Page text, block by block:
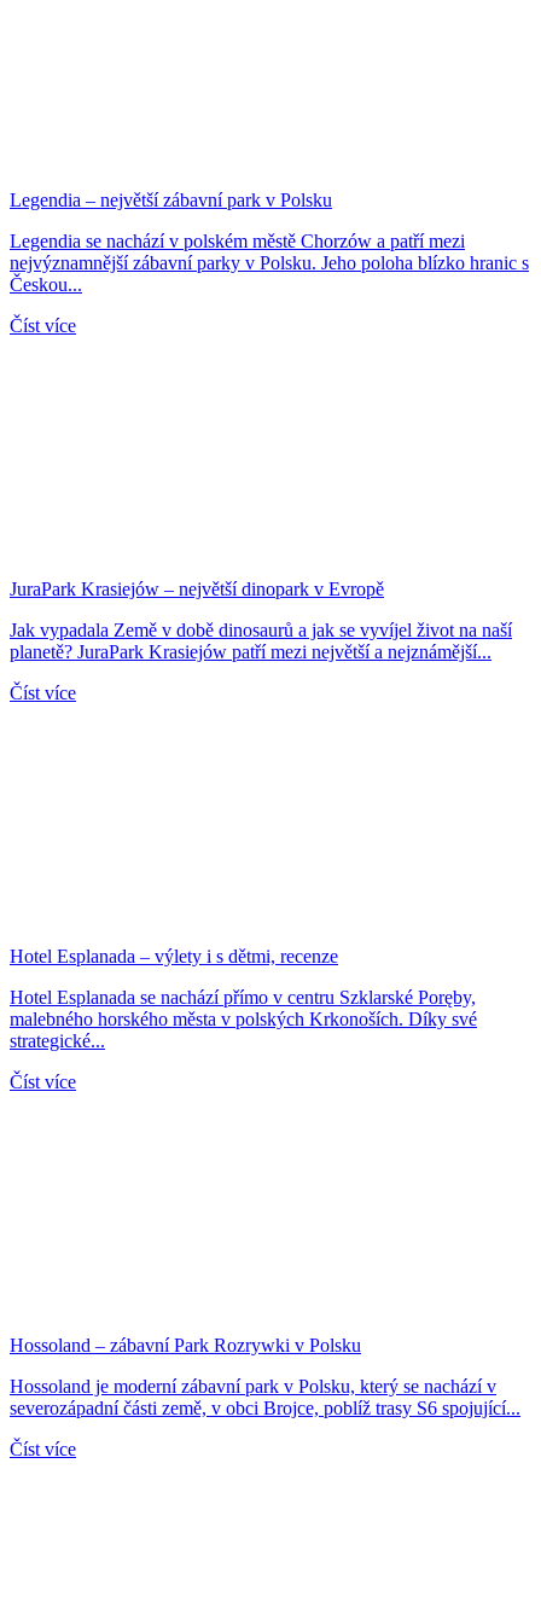
Legendia – největší zábavní park v Polsku
Legendia se nachází v polském městě Chorzów a patří mezi
nejvýznamnější zábavní parky v Polsku. Jeho poloha blízko hranic s
Českou...
Číst více
JuraPark Krasiejów – největší dinopark v Evropě
Jak vypadala Země v době dinosaurů a jak se vyvíjel život na naší
planetě? JuraPark Krasiejów patří mezi největší a nejznámější...
Číst více
Hotel Esplanada – výlety i s dětmi, recenze
Hotel Esplanada se nachází přímo v centru Szklarské Poręby,
malebného horského města v polských Krkonoších. Díky své
strategické...
Číst více
Hossoland – zábavní Park Rozrywki v Polsku
Hossoland je moderní zábavní park v Polsku, který se nachází v
severozápadní části země, v obci Brojce, poblíž trasy S6 spojující...
Číst více